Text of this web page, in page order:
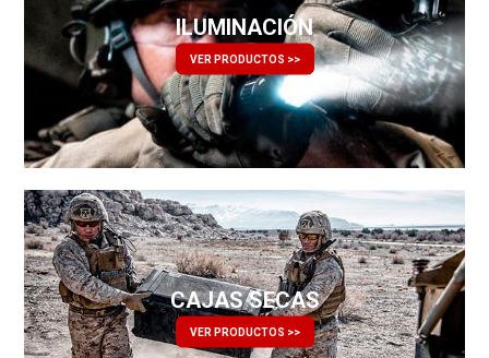
ILUMINACIÓN
VER PRODUCTOS >>
CAJAS SECAS
VER PRODUCTOS >>